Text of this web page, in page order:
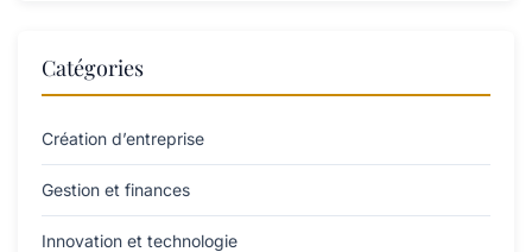
Catégories
Création d’entreprise
Gestion et finances
Innovation et technologie